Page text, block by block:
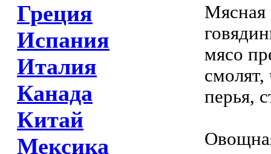
Греция
Испания
Италия
Канада
Китай
Мексика
Мясная
мясо
перья,